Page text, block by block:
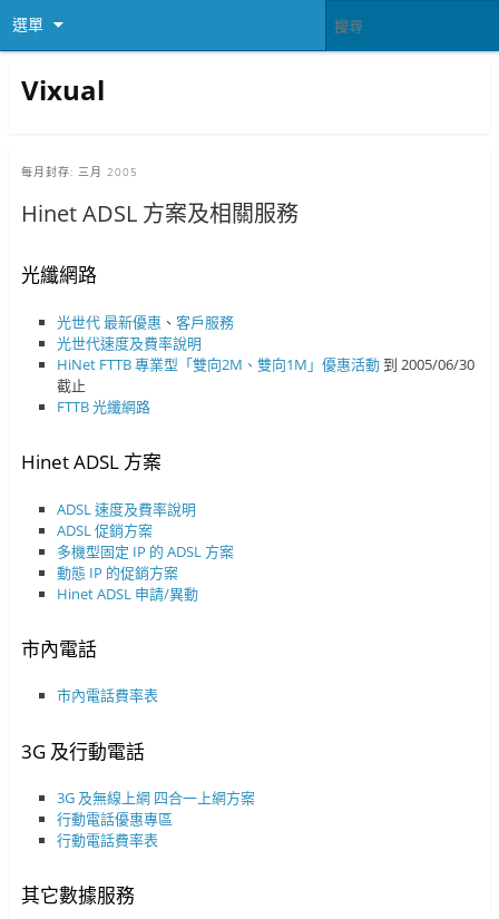
選單
Vixual
每月封存: 三月 2005
Hinet ADSL 方案及相關服務
光纖網路
光世代最新優惠 、客戶服務
光世代速度及費率說明
HiNet FTTB 專業型「雙向2M、雙向1M」優惠活動 到 2005/06/30
截止
FTTB 光纖網路
Hinet ADSL 方案
ADSL 速度及費率說明
ADSL 促銷方案
多機型固定 IP 的 ADSL 方案
動態 IP 的促銷方案
Hinet ADSL 申請/異動
市內電話
市內電話費率表
3G 及行動電話
3G 及無線上網 四合一上網方案
行動電話優惠專區
行動電話費率表
其它數據服務